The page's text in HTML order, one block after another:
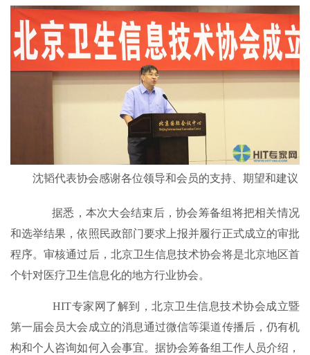
沈韬代表协会感谢各位领导和会员的支持、期望和建议
据悉，本次大会结束后，协会筹备组将把相关情况
和选举结果，依照民政部门要求上报并履行正式成立的审批
程序。审核通过后，北京卫生信息技术协会将是北京地区首
个针对医疗卫生信息化的地方行业协会。
HIT专家网了解到，北京卫生信息技术协会成立暨
第一届会员大会成立的消息通过微信等渠道传播后，仍有机
构和个人咨询如何入会事宜。据协会筹备组工作人员介绍，